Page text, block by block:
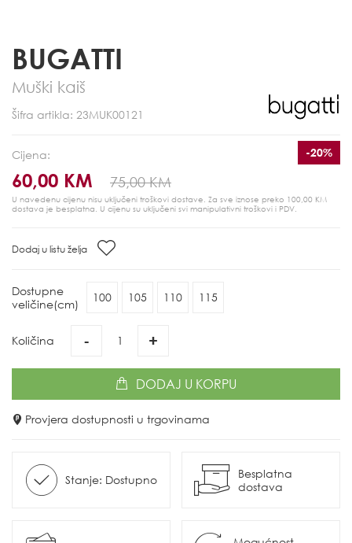
BUGATTI
Muški kaiš
Šifra artikla: 23MUK00121
Cijena:
60,00 KM 75,00 KM
-20%
U navedenu cijenu nisu uključeni troškovi dostave. Za sve iznose preko 100,00 KM
dostava je besplatna. U cijenu su uključeni svi manipulativni troškovi i PDV.
Dodaj u listu želja
Dostupne
veličine(cm)
100 105 110 115
Količina - +
DODAJ U KORPU
Provjera dostupnosti u trgovinama
Stanje: Dostupno
Besplatna
dostava